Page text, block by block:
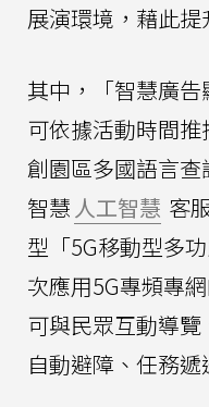
展演環境，藉此提
其中，「智慧廣告
可依據活動時間
創園區多國語言
智慧 人工智慧 客
型「5G移動型多
次應用5G專頻專
可與民眾互動導
自動避障、任務遞